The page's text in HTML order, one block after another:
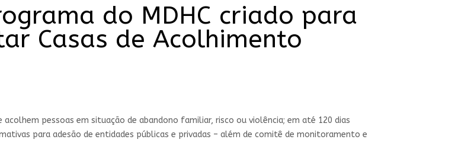
do MDHC criado para
Casas de Acolhimento
pessoas em situação de abandono familiar, risco ou violência; em até 120 dias
para adesão de entidades públicas e privadas – além de comitê de monitoramento e